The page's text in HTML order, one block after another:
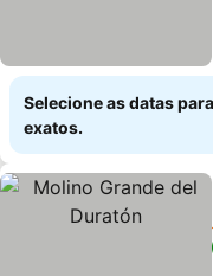
Selecione as datas
exatos.